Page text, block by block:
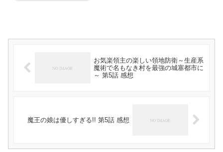
お気楽領主の楽しい領地防衛～生産系
魔術で名もなき村を最強の城塞都市に
～ 第5話 感想
魔王の娘は優しすぎる!! 第5話 感想